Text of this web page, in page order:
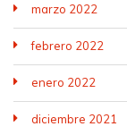
marzo 2022
febrero 2022
enero 2022
diciembre 2021